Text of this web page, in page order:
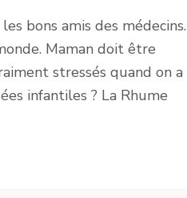
bons amis des médecins.
Maman doit être
stressés quand on a
infantiles ? La Rhume